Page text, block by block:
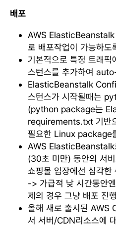
배포
AWS ElasticBeanstalk
로 배포작업이 가능하도
기본적으로 특정 트래픽
스턴스를 추가하여
ElasticBeanstalk
스턴스가 시작될때는
(python package는
requirements.txt 기반
필요한 Linux package
AWS ElasticBeanstalk
(30초 미만) 동안의 서
쇼핑몰 입장에선 심각
-> 가급적 낮 시간동안
제의 경우 그냥 배포 진행
올해 새로 출시된
서 서버/CDN리소스에